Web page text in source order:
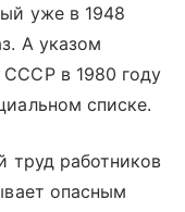
уже в 1948
А указом
СССР в 1980 году
списке.
труд работников
опасным